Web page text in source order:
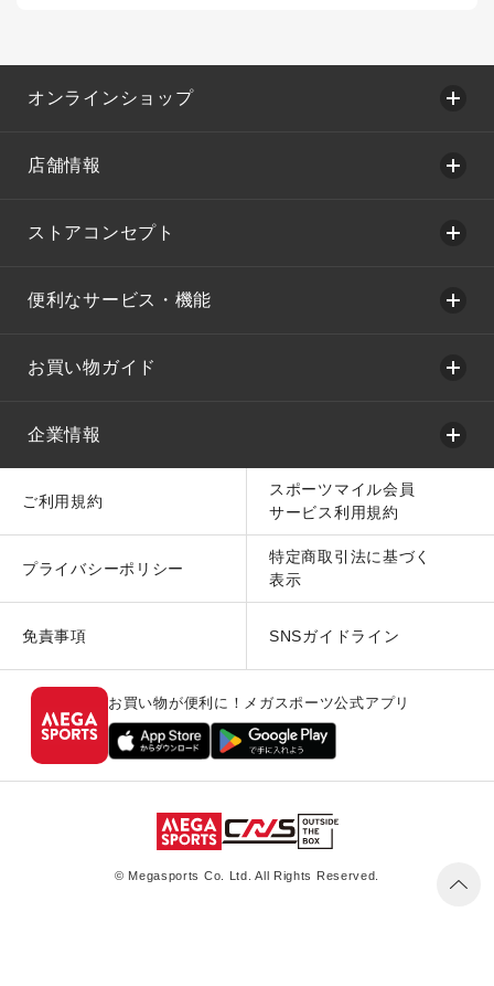
オンラインショップ
店舗情報
ストアコンセプト
便利なサービス・機能
お買い物ガイド
企業情報
ご利用規約
スポーツマイル会員
サービス利用規約
プライバシーポリシー
特定商取引法に基づく
表示
免責事項 SNSガイドライン
お買い物が便利に！メガスポーツ公式アプリ
© Megasports Co. Ltd. All Rights Reserved.